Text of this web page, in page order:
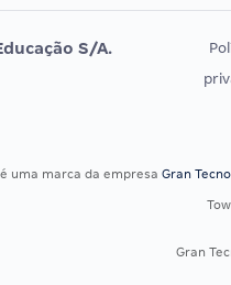
Vunesp
S/A.
é uma marca da empresaGran
Gran